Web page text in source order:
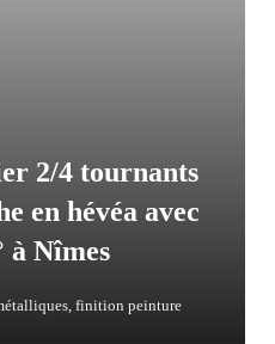
2/4 tournants
en hévéa avec
à Nîmes
finition peinture